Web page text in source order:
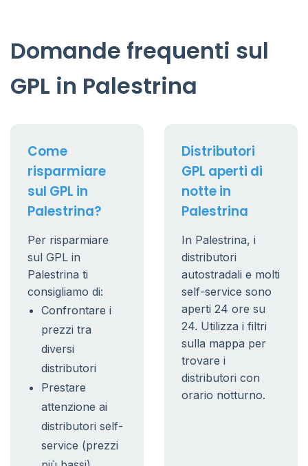
Domande frequenti sul
GPL in Palestrina
Come
risparmiare
sul GPL in
Palestrina?
Per risparmiare
sul GPL in
Palestrina ti
consigliamo di:
Confrontare i
prezzi tra
diversi
distributori
Prestare
attenzione ai
distributori self-
service (prezzi
Distributori
GPL aperti di
notte in
Palestrina
In Palestrina, i
distributori
autostradali e molti
self-service sono
aperti 24 ore su
24. Utilizza i filtri
sulla mappa per
trovare i
distributori con
orario notturno.